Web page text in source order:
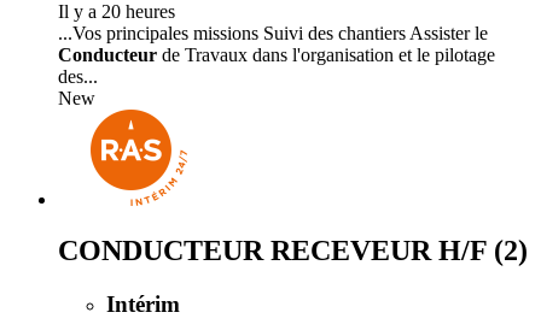
Il y a 20 heures
...Vos principales missions Suivi des chantiers Assister le
Conducteur de Travaux dans l'organisation et le pilotage
des...
New
CONDUCTEUR RECEVEUR H/F (2)
Intérim